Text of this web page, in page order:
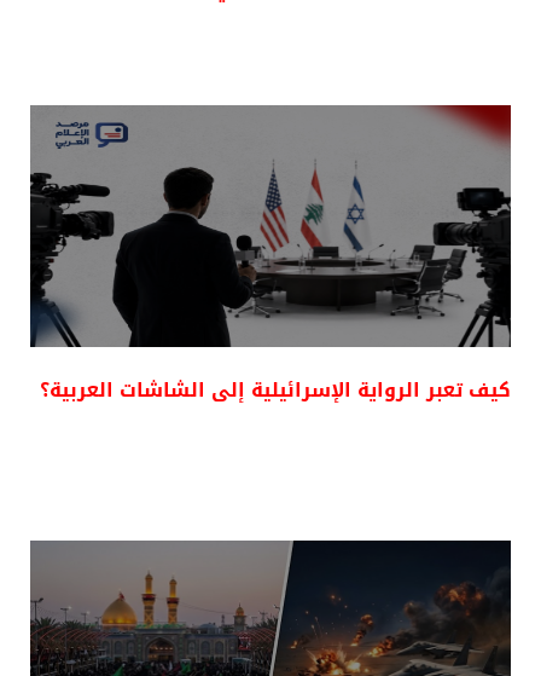
كيف تعبر الرواية الإسرائيلية إلى الشاشات العربية؟